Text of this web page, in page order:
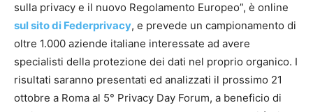
sulla privacy e il nuovo Regolamento Europeo”, è online
sul sito di Federprivacy, e prevede un campionamento di
oltre 1.000 aziende italiane interessate ad avere
specialisti della protezione dei dati nel proprio organico. I
risultati saranno presentati ed analizzati il prossimo 21
ottobre a Roma al 5° Privacy Day Forum, a beneficio di